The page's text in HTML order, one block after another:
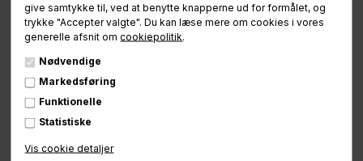
give samtykke til, ved at benytte knapperne ud for formålet, og
trykke "Accepter valgte". Du kan læse mere om cookies i vores
generelle afsnit omcookiepolitik.
Nødvendige
Markedsføring
Funktionelle
Statistiske
Vis cookie detaljer